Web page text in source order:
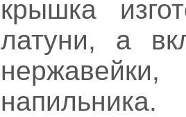
крышка
латуни, а
напильника.